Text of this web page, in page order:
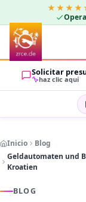
Solicitar
haz clic aquí
HUÉSPEDES
Inicio
Blog
Geldautomaten und
Kroatien
BLOG